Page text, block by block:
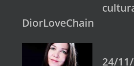
DiorLoveChain
24/